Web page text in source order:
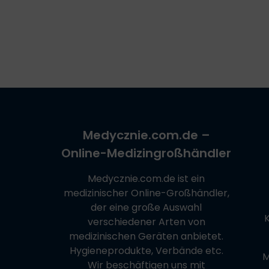
Medycznie.com.de –
Online-Medizingroßhändler
Medycznie.com.de ist ein
medizinischer Online-Großhändler,
der eine große Auswahl
verschiedener Arten von
medizinischen Geräten anbietet.
Hygieneprodukte, Verbände etc.
Wir beschäftigen uns mit